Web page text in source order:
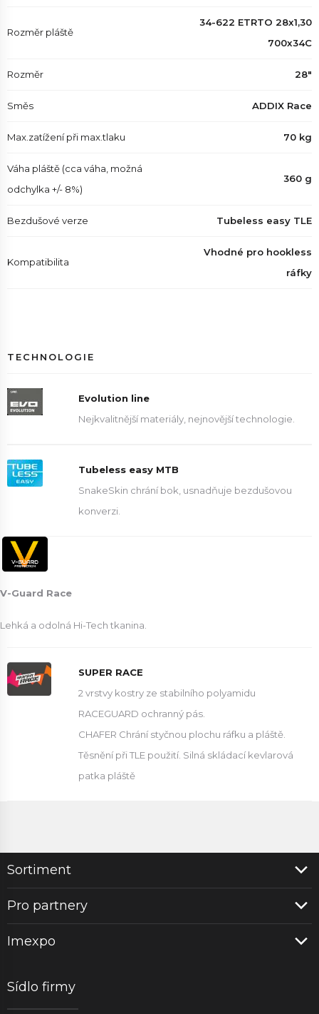
Rozměr pláště
34-622 ETRTO 28x1,30
700x34C
Rozměr 28"
Směs ADDIX Race
Max.zatížení při max.tlaku 70 kg
Váha pláště (cca váha, možná
odchylka +/- 8%)
360 g
Bezdušové verze Tubeless easy TLE
Kompatibilita
Vhodné pro hookless
ráfky
TECHNOLOGIE
Evolution line
Nejkvalitnější materiály, nejnovější technologie.
Tubeless easy MTB
SnakeSkin chrání bok, usnadňuje bezdušovou
konverzi.
V-Guard Race
Lehká a odolná Hi-Tech tkanina.
SUPER RACE
2 vrstvy kostry ze stabilního polyamidu
RACEGUARD ochranný pás.
CHAFER Chrání styčnou plochu ráfku a pláště.
Těsnění při TLE použití. Silná skládací kevlarová
patka pláště
Sortiment
Pro partnery
Imexpo
Sídlo firmy